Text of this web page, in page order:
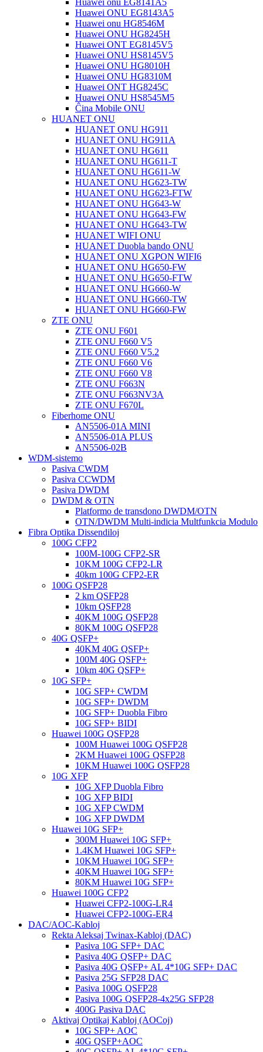
Huawei ONU EG8143A5
Huawei onu HG8546M
Huawei ONU HG8245H
Huawei ONT EG8145V5
Huawei ONU HS8145V5
Huawei ONU HG8010H
Huawei ONU HG8310M
Huawei ONT HG8245C
Huawei ONU HS8545M5
Ĉina Mobile ONU
HUANET ONU
HUANET ONU HG911
HUANET ONU HG911A
HUANET ONU HG611
HUANET ONU HG611-T
HUANET ONU HG611-W
HUANET ONU HG623-TW
HUANET ONU HG623-FTW
HUANET ONU HG643-W
HUANET ONU HG643-FW
HUANET ONU HG643-TW
HUANET WIFI ONU
HUANET Duobla bando ONU
HUANET ONU XGPON WIFI6
HUANET ONU HG650-FW
HUANET ONU HG650-FTW
HUANET ONU HG660-W
HUANET ONU HG660-TW
HUANET ONU HG660-FW
ZTE ONU
ZTE ONU F601
ZTE ONU F660 V5
ZTE ONU F660 V5.2
ZTE ONU F660 V6
ZTE ONU F660 V8
ZTE ONU F663N
ZTE ONU F663NV3A
ZTE ONU F670L
Fiberhome ONU
AN5506-01A MINI
AN5506-01A PLUS
AN5506-02B
WDM-sistemo
Pasiva CWDM
Pasiva CCWDM
Pasiva DWDM
DWDM & OTN
Platformo de transdono DWDM/OTN
OTN/DWDM Multi-indicia Multfunkcia Modulo
Fibra Optika Dissendiloj
100G CFP2
100M-100G CFP2-SR
10KM 100G CFP2-LR
40km 100G CFP2-ER
100G QSFP28
2 km QSFP28
10km QSFP28
40KM 100G QSFP28
80KM 100G QSFP28
40G QSFP+
40KM 40G QSFP+
100M 40G QSFP+
10km 40G QSFP+
10G SFP+
10G SFP+ CWDM
10G SFP+ DWDM
10G SFP+ Duobla Fibro
10G SFP+ BIDI
Huawei 100G QSFP28
100M Huawei 100G QSFP28
2KM Huawei 100G QSFP28
10KM Huawei 100G QSFP28
10G XFP
10G XFP Duobla Fibro
10G XFP BIDI
10G XFP CWDM
10G XFP DWDM
Huawei 10G SFP+
300M Huawei 10G SFP+
1.4KM Huawei 10G SFP+
10KM Huawei 10G SFP+
40KM Huawei 10G SFP+
80KM Huawei 10G SFP+
Huawei 100G CFP2
Huawei CFP2-100G-LR4
Huawei CFP2-100G-ER4
DAC/AOC-Kabloj
Rekta Aleksaj Twinax-Kabloj (DAC)
Pasiva 10G SFP+ DAC
Pasiva 40G QSFP+ DAC
Pasiva 40G QSFP+ AL 4*10G SFP+ DAC
Pasiva 25G SFP28 DAC
Pasiva 100G QSFP28
Pasiva 100G QSFP28-4x25G SFP28
400G Pasiva DAC
Aktivaj Optikaj Kabloj (AOCoj)
10G SFP+ AOC
40G QSFP+AOC